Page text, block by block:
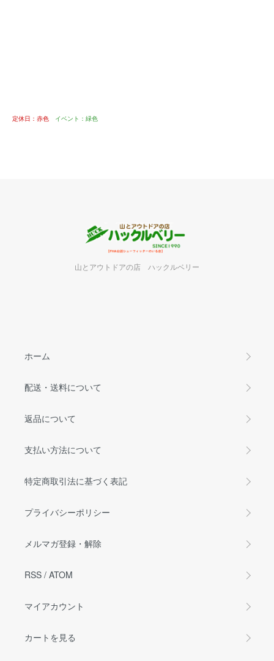
定休日：赤色 イベント：緑色
山とアウトドアの店 ハックルベリー
ホーム
配送・送料について
返品について
支払い方法について
特定商取引法に基づく表記
プライバシーポリシー
メルマガ登録・解除
RSS / ATOM
マイアカウント
カートを見る